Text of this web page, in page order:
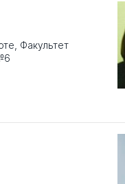
Факультет